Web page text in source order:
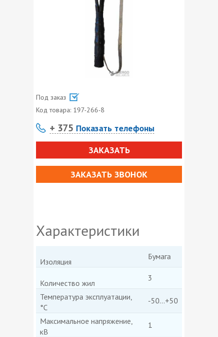
Под заказ
Код товара: 197-266-8
+ 375 Показать телефоны
ЗАКАЗАТЬ
ЗАКАЗАТЬ ЗВОНОК
Характеристики
Изоляция
Бумага
Количество жил
3
Температура эксплуатации,
°C
-50...+50
Максимальное напряжение,
кВ
1